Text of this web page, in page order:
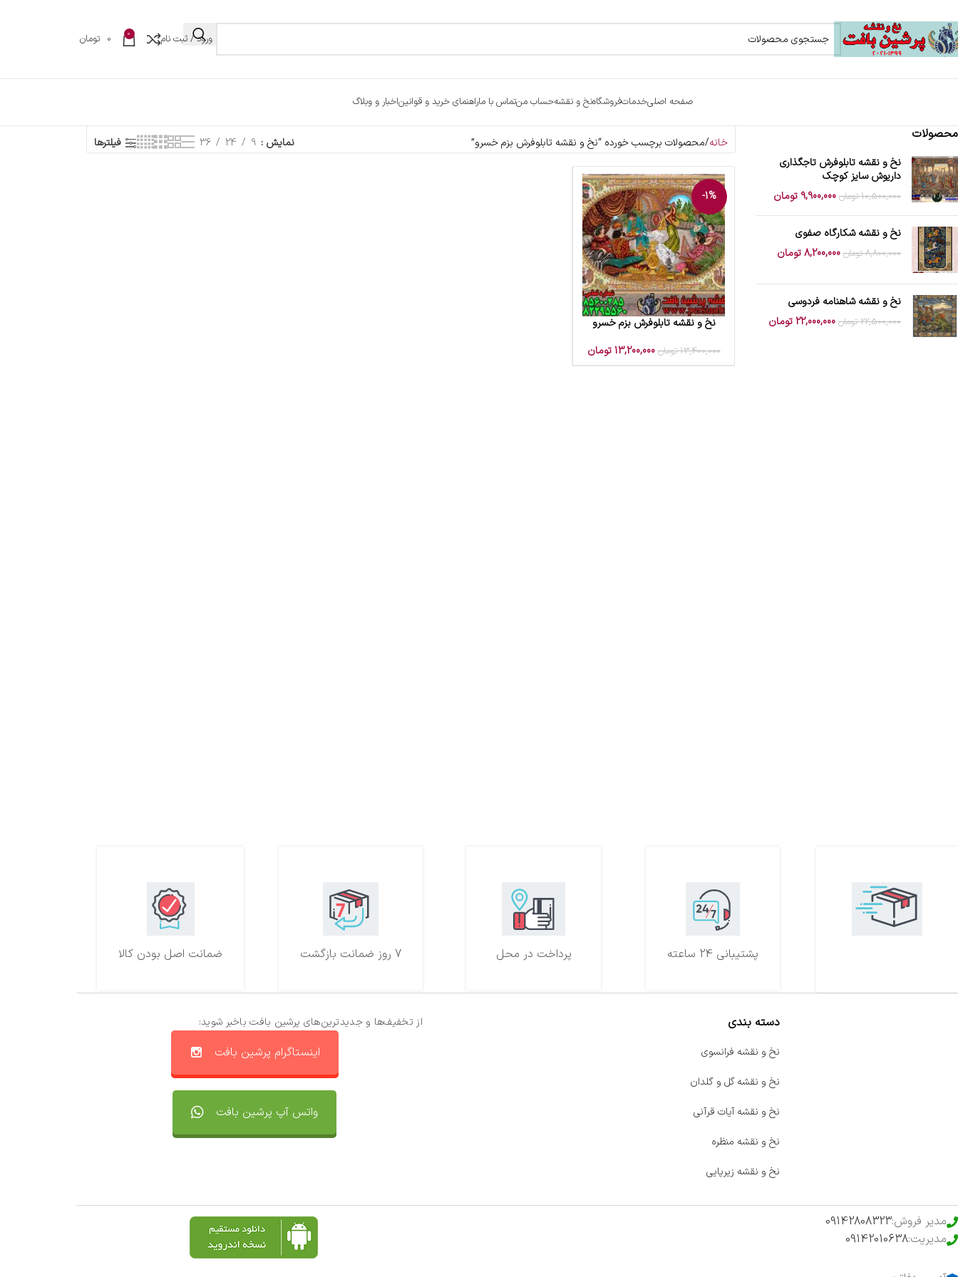
ورود / ثبت نام 0
0 تومان
صفحه اصلیخدماتفروشگاهنخ و نقشهحساب منتماس با ماراهنمای خرید و قوانیناخبار و وبلاگ
محصولات
نخ و نقشه تابلوفرش تاجگذاری
داریوش سایز کوچک
10,500,000 تومان 9,900,000 تومان
نخ و نقشه شکارگاه صفوی
8,800,000 تومان 8,200,000تومان
نخ و نقشه شاهنامه فردوسی
22,500,000 تومان 22,000,000تومان
خانه محصولات برچسب خورده “نخ و نقشه تابلوفرش بزم خسرو” نمایش 9
24
36 فیلترها
-1%
افزودن به سبد خرید
نخ و نقشه تابلوفرش بزم خسرو
13,400,000 تومان 13,200,000 تومان
ضمانت اصل بودن کالا 7 روز ضمانت بازگشت پرداخت در محل پشتیبانی 24 ساعته
از تخفیف‌ها و جدیدترین‌های پرشین بافت باخبر شوید:
اینستاگرام پرشین بافت
واتس آپ پرشین بافت
دسته بندی
نخ و نقشه فرانسوی
نخ و نقشه گل و گلدان
نخ و نقشه آیات قرآنی
نخ و نقشه منظره
نخ و نقشه زیرپایی
مدیر فروش:09142808323
مدیریت:09142010638